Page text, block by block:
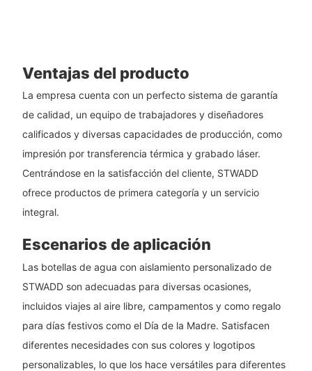
Ventajas del producto
La empresa cuenta con un perfecto sistema de garantía
de calidad, un equipo de trabajadores y diseñadores
calificados y diversas capacidades de producción, como
impresión por transferencia térmica y grabado láser.
Centrándose en la satisfacción del cliente, STWADD
ofrece productos de primera categoría y un servicio
integral.
Escenarios de aplicación
Las botellas de agua con aislamiento personalizado de
STWADD son adecuadas para diversas ocasiones,
incluidos viajes al aire libre, campamentos y como regalo
para días festivos como el Día de la Madre. Satisfacen
diferentes necesidades con sus colores y logotipos
personalizables, lo que los hace versátiles para diferentes